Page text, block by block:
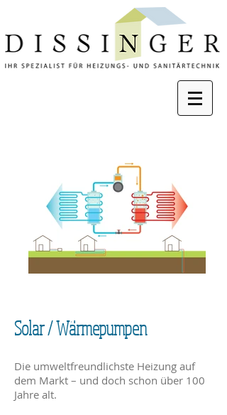
Solar / Wärmepumpen
Die umweltfreundlichste Heizung auf
dem Markt – und doch schon über 100
Jahre alt.